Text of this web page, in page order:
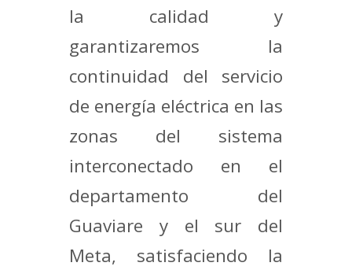
la calidad y
garantizaremos la
continuidad del servicio
de energía eléctrica en las
zonas del sistema
interconectado en el
departamento del
Guaviare y el sur del
Meta, satisfaciendo la